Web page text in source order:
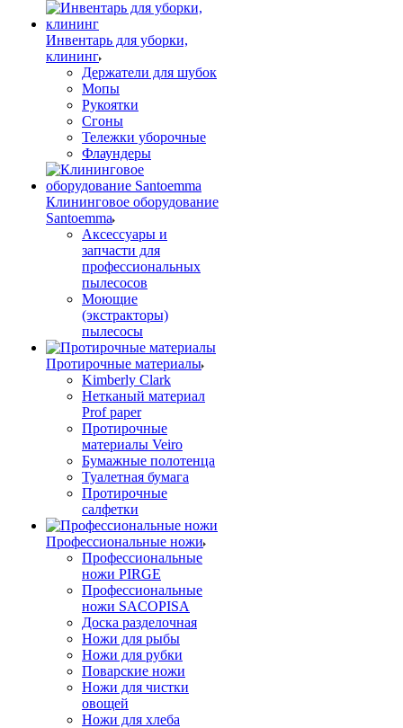
Инвентарь для уборки,
клининг
Держатели для шубок
Мопы
Рукоятки
Сгоны
Тележки уборочные
Флаундеры
Клининговое оборудование
Santoemma
Аксессуары и
запчасти для
профессиональных
пылесосов
Моющие
(экстракторы)
пылесосы
Протирочные материалы
Kimberly Clark
Нетканый материал
Prof paper
Протирочные
материалы Veiro
Бумажные полотенца
Туалетная бумага
Протирочные
салфетки
Профессиональные ножи
Профессиональные
ножи PIRGE
Профессиональные
ножи SACOPISA
Доска разделочная
Ножи для рыбы
Ножи для рубки
Поварские ножи
Ножи для чистки
овощей
Ножи для хлеба